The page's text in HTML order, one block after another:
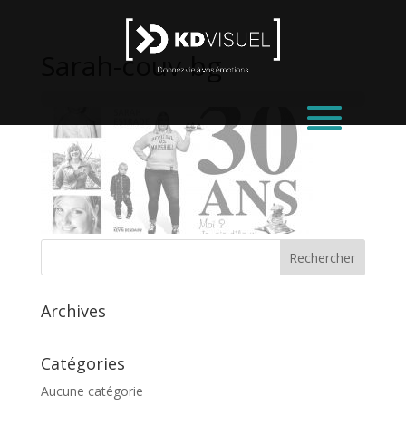
Sarah-couv-bg
Archives
Catégories
Aucune catégorie